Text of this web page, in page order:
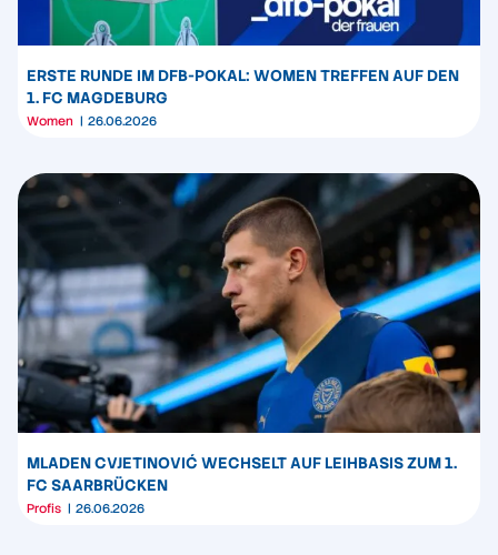
ERSTE RUNDE IM DFB-POKAL: WOMEN TREFFEN AUF DEN
1. FC MAGDEBURG
Women 26.06.2026
MLADEN CVJETINOVIĆ WECHSELT AUF LEIHBASIS ZUM 1.
FC SAARBRÜCKEN
Profis 26.06.2026